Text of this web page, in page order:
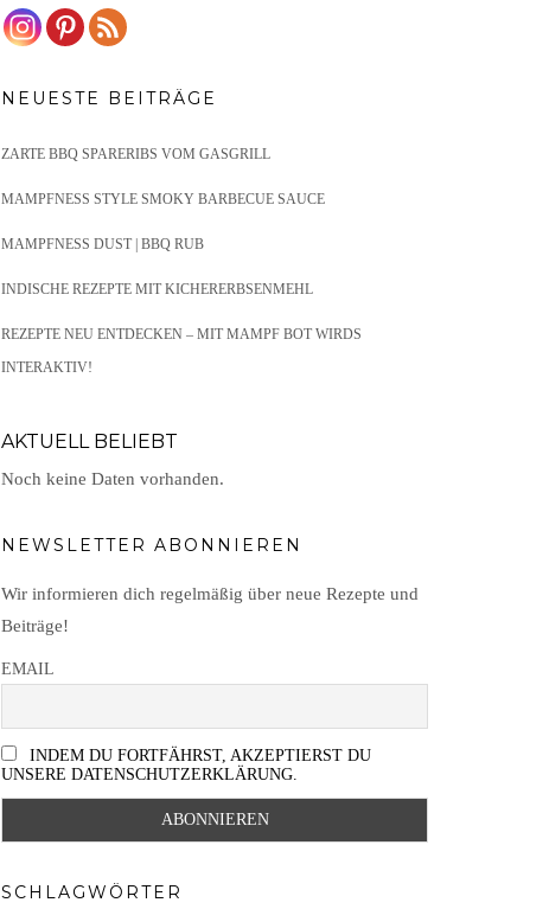
NEUESTE BEITRÄGE
ZARTE BBQ SPARERIBS VOM GASGRILL
MAMPFNESS STYLE SMOKY BARBECUE SAUCE
MAMPFNESS DUST | BBQ RUB
INDISCHE REZEPTE MIT KICHERERBSENMEHL
REZEPTE NEU ENTDECKEN – MIT MAMPF BOT WIRDS
INTERAKTIV!
AKTUELL BELIEBT
Noch keine Daten vorhanden.
NEWSLETTER ABONNIEREN
Wir informieren dich regelmäßig über neue Rezepte und
Beiträge!
EMAIL
INDEM DU FORTFÄHRST, AKZEPTIERST DU
UNSERE DATENSCHUTZERKLÄRUNG.
SCHLAGWÖRTER